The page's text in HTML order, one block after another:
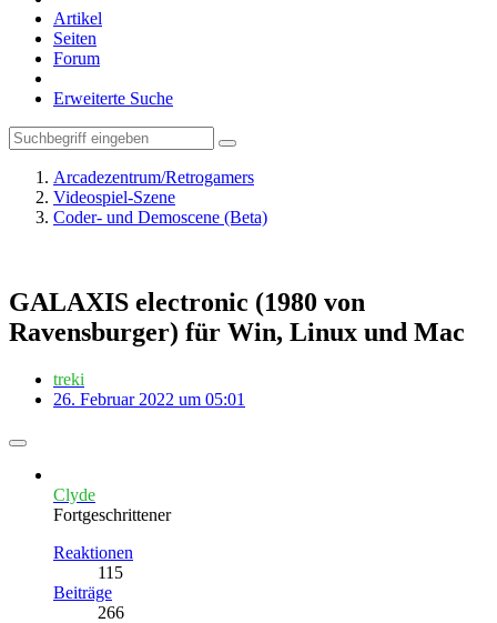
Artikel
Seiten
Forum
Erweiterte Suche
Arcadezentrum/Retrogamers
Videospiel-Szene
Coder- und Demoscene (Beta)
GALAXIS electronic (1980 von
Ravensburger) für Win, Linux und Mac
treki
26. Februar 2022 um 05:01
Clyde
Fortgeschrittener
Reaktionen
115
Beiträge
266